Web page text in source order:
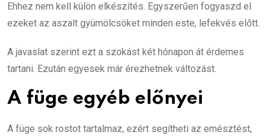
Ehhez nem kell külön elkészítés. Egyszerűen fogyaszd el
ezeket az aszalt gyümölcsöket minden este, lefekvés előtt.
A javaslat szerint ezt a szokást két hónapon át érdemes
tartani. Ezután egyesek már érezhetnek változást.
A füge egyéb előnyei
A füge sok rostot tartalmaz, ezért segítheti az emésztést,